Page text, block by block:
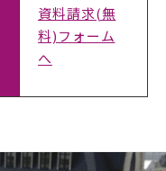
資料請求(無
料)フォーム
へ